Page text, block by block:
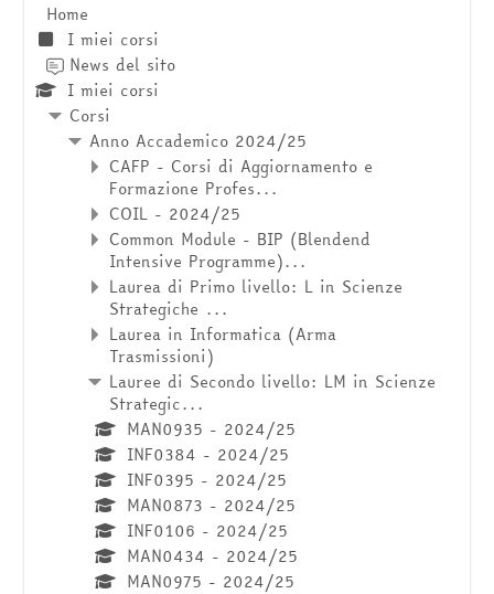
Home
I miei corsi
News del sito
I miei corsi
Corsi
Anno Accademico 2024/25
CAFP - Corsi di Aggiornamento e
Formazione Profes...
COIL - 2024/25
Common Module - BIP (Blendend
Intensive Programme)...
Laurea di Primo livello: L in Scienze
Strategiche ...
Laurea in Informatica (Arma
Trasmissioni)
Lauree di Secondo livello: LM in Scienze
Strategic...
MAN0935 - 2024/25
INF0384 - 2024/25
INF0395 - 2024/25
MAN0873 - 2024/25
INF0106 - 2024/25
MAN0434 - 2024/25
MAN0975 - 2024/25